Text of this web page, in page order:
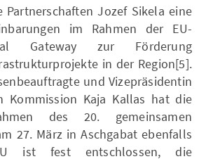
Jozef Sikela eine
im Rahmen der EU-
Gateway zur Förderung
in der Region[5].
und Vizepräsidentin
Kommission Kaja Kallas hat die
des 20. gemeinsamen
27. März in Aschgabat ebenfalls
ist fest entschlossen, die